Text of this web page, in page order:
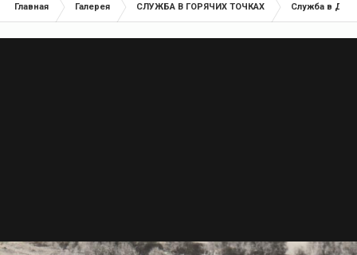
Главная Галерея СЛУЖБА В ГОРЯЧИХ ТОЧКАХ Служба в ДРА